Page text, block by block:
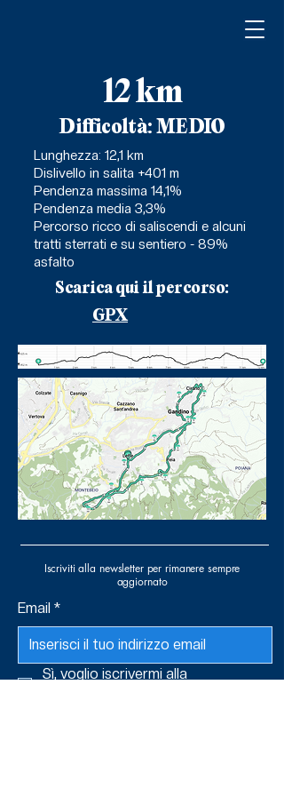
12 km
Difficoltà: MEDIO
Lunghezza: 12,1 km
Dislivello in salita +401 m
Pendenza massima 14,1%
Pendenza media 3,3%
Percorso ricco di saliscendi e alcuni
tratti sterrati e su sentiero - 89%
asfalto
Scarica qui il percorso:
GPX
Iscriviti alla newsletter per rimanere sempre
aggiornato
Email *
Sì, voglio iscrivermi alla